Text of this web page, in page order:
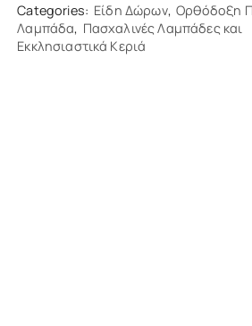
Categories: Είδη Δώρων, Ορθόδοξη
Λαμπάδα, Πασχαλινές Λαμπάδες και
Εκκλησιαστικά Κεριά